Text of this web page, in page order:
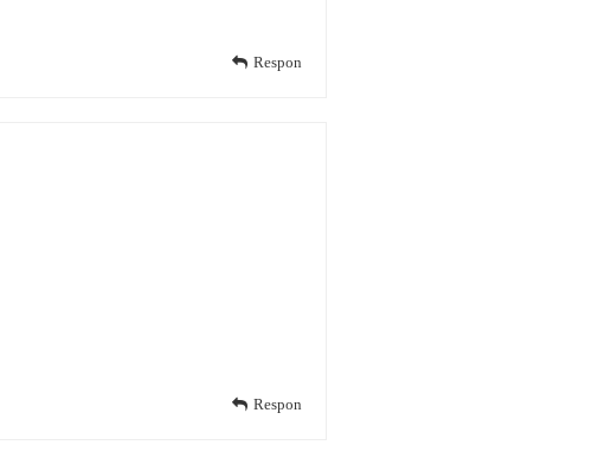
Respon
Respon